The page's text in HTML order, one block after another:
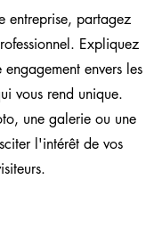
entreprise, partagez
Expliquez
envers les
vous rend unique.
une galerie ou une
l'intérêt de vos